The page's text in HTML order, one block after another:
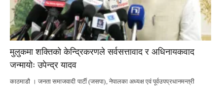
मुलुकमा शक्तिको केन्द्रिकरणले सर्वसत्तावाद र अधिनायकवाद
जन्मायोः उपेन्द्र यादव
काठमाडौ । जनता समाजवादी पार्टी (जसपा), नेपालका अध्यक्ष एवं पूर्वउपप्रधानमन्त्री